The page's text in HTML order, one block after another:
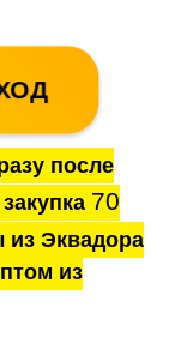
после
70
Эквадора
из